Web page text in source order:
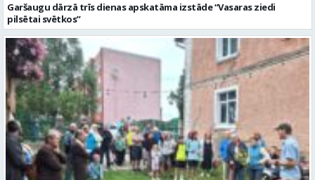
Garšaugu dārzā trīs dienas apskatāma izstāde “Vasaras ziedi
pilsētai svētkos”